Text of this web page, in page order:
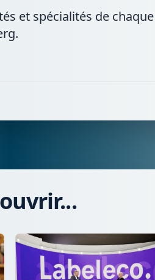
et spécialités de